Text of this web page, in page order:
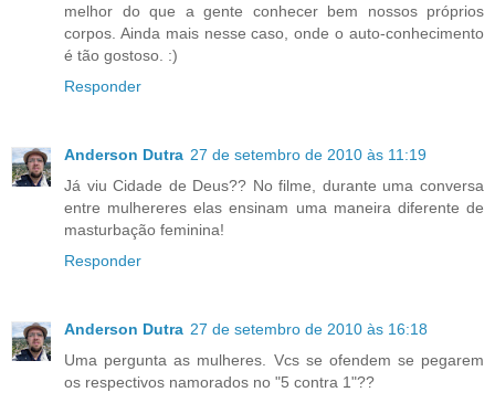
melhor do que a gente conhecer bem nossos próprios
corpos. Ainda mais nesse caso, onde o auto-conhecimento
é tão gostoso. :)
Responder
Anderson Dutra 27 de setembro de 2010 às 11:19
Já viu Cidade de Deus?? No filme, durante uma conversa
entre mulhereres elas ensinam uma maneira diferente de
masturbação feminina!
Responder
Anderson Dutra 27 de setembro de 2010 às 16:18
Uma pergunta as mulheres. Vcs se ofendem se pegarem
os respectivos namorados no "5 contra 1"??